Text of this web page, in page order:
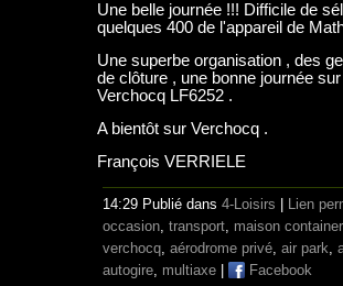
Une belle journée !!! Difficile de
quelques 400 de l'appareil de
Une superbe organisation , des
de clôture , une bonne journée
Verchocq LF6252 .
A bientôt sur Verchocq .
François VERRIELE
14:29 Publié dans 4-Loisirs
Lien
occasion, transport, maison container
verchocq, aérodrome privé, air park,
autogire, multiaxe Facebook